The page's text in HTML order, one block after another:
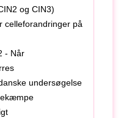
og CIN3)
celleforandringer på
- Når
undersøgelse